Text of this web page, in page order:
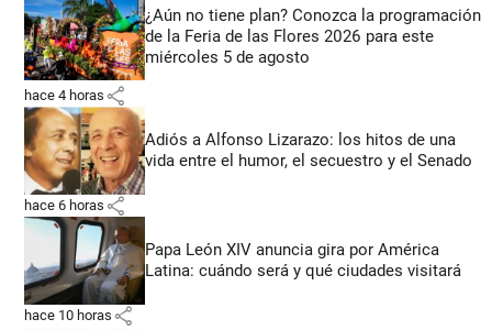
¿Aún no tiene plan? Conozca la programación
de la Feria de las Flores 2026 para este
miércoles 5 de agosto
hace 4 horas share
Adiós a Alfonso Lizarazo: los hitos de una
vida entre el humor, el secuestro y el Senado
hace 6 horas share
Papa León XIV anuncia gira por América
Latina: cuándo será y qué ciudades visitará
hace 10 horas share